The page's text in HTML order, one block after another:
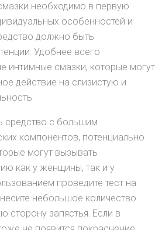
необходимо в первую
особенностей и
должно быть
Удобнее всего
интимные смазки, которые могут
действие на слизистую и
средство с большим
компонентов, потенциально
могут вызывать
как у женщины, так и у
проведите тест на
небольшое количество
сторону запястья. Если в